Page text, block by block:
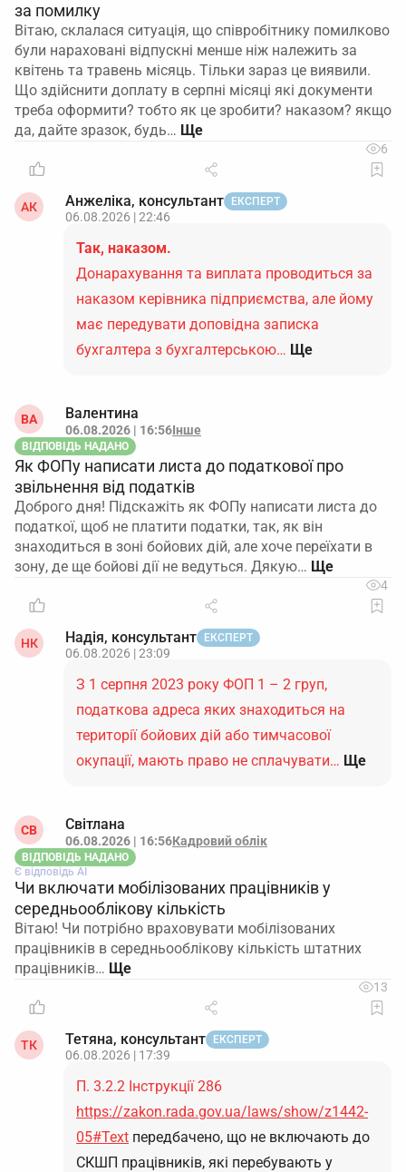
за помилку
Вітаю, склалася ситуація, що співробітнику помилково
були нараховані відпускні менше ніж належить за
квітень та травень місяць. Тільки зараз це виявили.
Що здійснити доплату в серпні місяці які документи
треба оформити? тобто як це зробити? наказом? якщо
да, дайте зразок, будь…
6
АК Анжеліка, консультант ЕКСПЕРТ
06.08.2026 | 22:46
Так, наказом.
Донарахування та виплата проводиться за
наказом керівника підприємства, але йому
має передувати доповідна записка
бухгалтера з бухгалтерською… Ще
ВА Валентина
06.08.2026 | 16:56Інше
ВІДПОВІДЬ НАДАНО
Як ФОПу написати листа до податкової про
звільнення від податків
Доброго дня! Підскажіть як ФОПу написати листа до
податкої, щоб не платити податки, так, як він
знаходиться в зоні бойових дій, але хоче переїхати в
зону, де ще бойові дії не ведуться. Дякую…
4
НК Надія, консультант ЕКСПЕРТ
06.08.2026 | 23:09
З 1 серпня 2023 року ФОП 1 – 2 груп,
податкова адреса яких знаходиться на
території бойових дій або тимчасової
окупації, мають право не сплачувати… Ще
СВ Світлана
06.08.2026 | 16:56Кадровий облік
ВІДПОВІДЬ НАДАНО
Є відповідь АІ
Чи включати мобілізованих працівників у
середньооблікову кількість
Вітаю! Чи потрібно враховувати мобілізованих
працівників в середньооблікову кількість штатних
працівників…
13
ТК Тетяна, консультант ЕКСПЕРТ
06.08.2026 | 17:39
П. 3.2.2 Інструкції 286
https://zakon.rada.gov.ua/laws/show/z1442-
05#Text передбачено, що не включають до
СКШП працівників, які перебувають у